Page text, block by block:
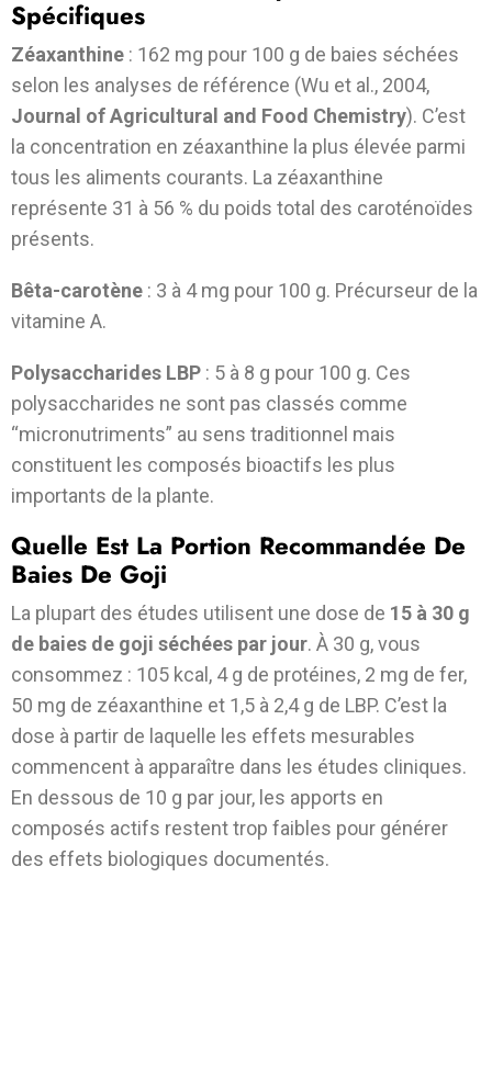
Spécifiques
Zéaxanthine : 162 mg pour 100 g de baies séchées
selon les analyses de référence (Wu et al., 2004,
Journal of Agricultural and Food Chemistry). C’est
la concentration en zéaxanthine la plus élevée parmi
tous les aliments courants. La zéaxanthine
représente 31 à 56 % du poids total des caroténoïdes
présents.
Bêta-carotène : 3 à 4 mg pour 100 g. Précurseur de la
vitamine A.
Polysaccharides LBP : 5 à 8 g pour 100 g. Ces
polysaccharides ne sont pas classés comme
“micronutriments” au sens traditionnel mais
constituent les composés bioactifs les plus
importants de la plante.
Quelle Est La Portion Recommandée De
Baies De Goji
La plupart des études utilisent une dose de 15 à 30 g
de baies de goji séchées par jour. À 30 g, vous
consommez : 105 kcal, 4 g de protéines, 2 mg de fer,
50 mg de zéaxanthine et 1,5 à 2,4 g de LBP. C’est la
dose à partir de laquelle les effets mesurables
commencent à apparaître dans les études cliniques.
En dessous de 10 g par jour, les apports en
composés actifs restent trop faibles pour générer
des effets biologiques documentés.